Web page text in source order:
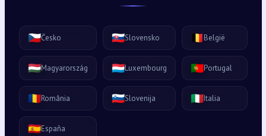
🇨🇿Česko 🇸🇰Slovensko 🇧🇪België
🇭🇺Magyarország 🇱🇺Luxembourg 🇵🇹Portugal
🇷🇴România 🇸🇮Slovenija 🇮🇹Italia
🇪🇸España